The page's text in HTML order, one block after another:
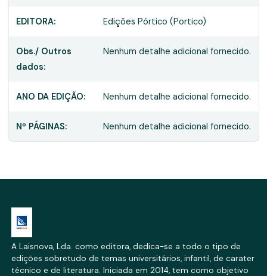
EDITORA: Edições Pórtico (Portico)
Obs./ Outros
dados:
Nenhum detalhe adicional fornecido.
ANO DA EDIÇÃO: Nenhum detalhe adicional fornecido.
Nº PÁGINAS: Nenhum detalhe adicional fornecido.
A Laisnova, Lda. como editora, dedica-se a todo o tipo de
edições sobretudo de temas universitários, infantil, de carater
técnico e de literatura. Iniciada em 2014, tem como objetivo